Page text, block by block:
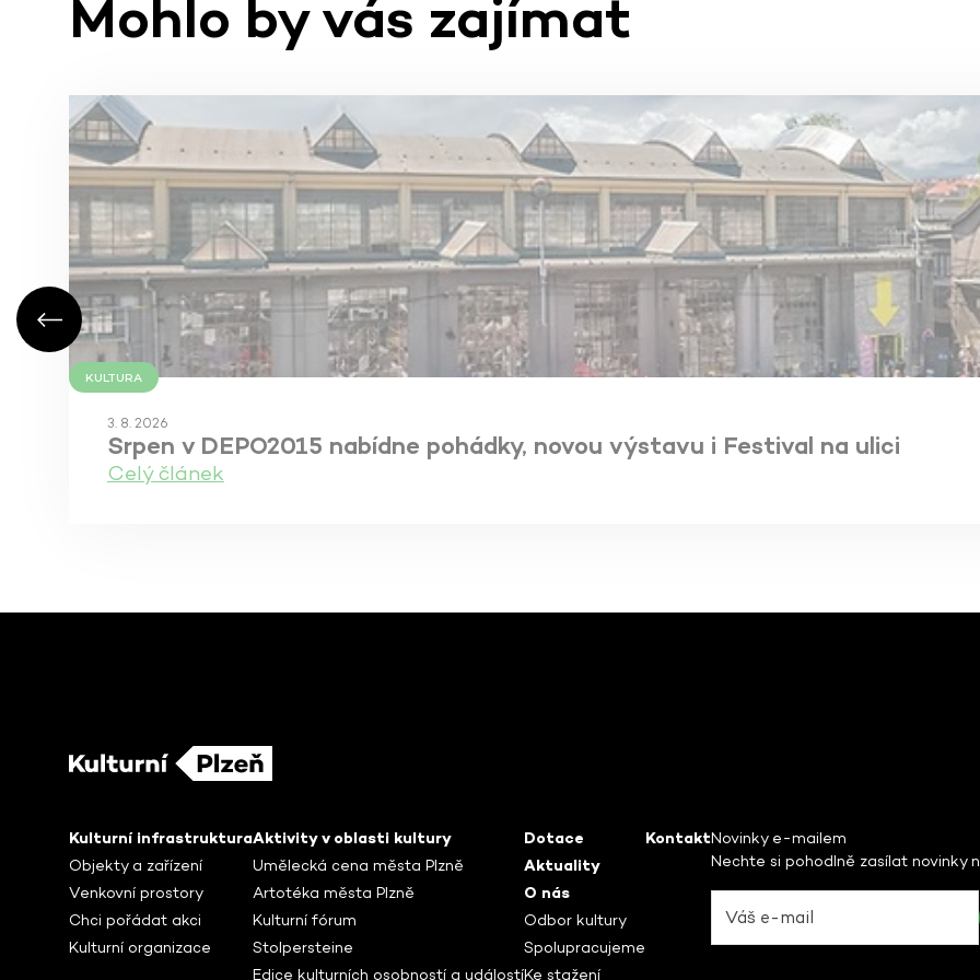
Mohlo by vás zajímat
KULTURA
3. 8. 2026
Srpen v DEPO2015 nabídne pohádky, novou výstavu i Festival na ulici
Celý článek
Kulturní infrastruktura
Objekty a zařízení
Venkovní prostory
Chci pořádat akci
Kulturní organizace
Aktivity v oblasti kultury
Umělecká cena města Plzně
Artotéka města Plzně
Kulturní fórum
Stolpersteine
Edice kulturních osobností a událostí
Dotace
Aktuality
O nás
Odbor kultury
Spolupracujeme
Ke stažení
KontaktNovinky e-mailem
Nechte si pohodlně zasílat novinky